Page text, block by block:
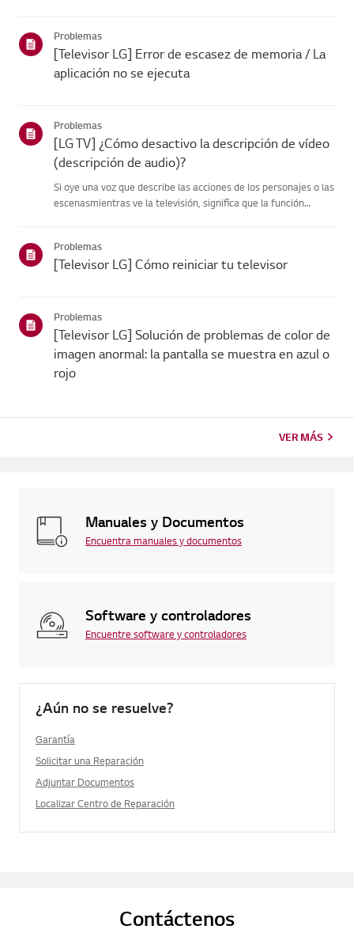
Problemas
[Televisor LG] Error de escasez de memoria / La
aplicación no se ejecuta
Problemas
[LG TV] ¿Cómo desactivo la descripción de vídeo
(descripción de audio)?
Si oye una voz que describe las acciones de los personajes o las
escenasmientras ve la televisión, significa que la función
fu...
Problemas
[Televisor LG] Cómo reiniciar tu televisor
Problemas
[Televisor LG] Solución de problemas de color de
imagen anormal: la pantalla se muestra en azul o
rojo
VER MÁS
Manuales y Documentos
Encuentra manuales y documentos
Software y controladores
Encuentre software y controladores
¿Aún no se resuelve?
Garantía
Solicitar una Reparación
Adjuntar Documentos
Localizar Centro de Reparación
Contáctenos